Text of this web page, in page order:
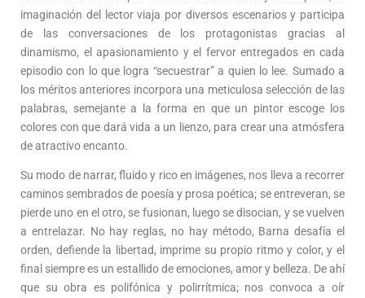
imaginación del lector viaja por diversos escenarios y participa
de las conversaciones de los protagonistas gracias al
dinamismo, el apasionamiento y el fervor entregados en cada
episodio con lo que logra “secuestrar” a quien lo lee. Sumado a
los méritos anteriores incorpora una meticulosa selección de las
palabras, semejante a la forma en que un pintor escoge los
colores con que dará vida a un lienzo, para crear una atmósfera
de atractivo encanto.
Su modo de narrar, fluido y rico en imágenes, nos lleva a recorrer
caminos sembrados de poesía y prosa poética; se entreveran, se
pierde uno en el otro, se fusionan, luego se disocian, y se vuelven
a entrelazar. No hay reglas, no hay método, Barna desafía el
orden, defiende la libertad, imprime su propio ritmo y color, y el
final siempre es un estallido de emociones, amor y belleza. De ahí
que su obra es polifónica y polirrítmica; nos convoca a oír